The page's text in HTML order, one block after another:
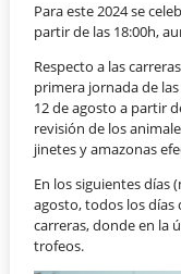
Para este 2024 se
partir de las 18:00h,
Respecto a las
primera jornada de las
12 de agosto a partir
revisión de los
jinetes y amazonas
En los siguientes días
agosto, todos los días
carreras, donde en la
trofeos.